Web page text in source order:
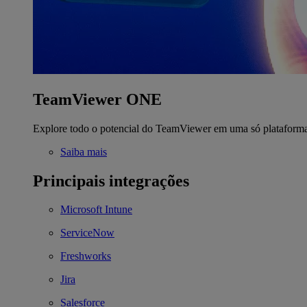
TeamViewer ONE
Explore todo o potencial do TeamViewer em uma só
Saiba mais
Principais integrações
Microsoft Intune
ServiceNow
Freshworks
Jira
Salesforce